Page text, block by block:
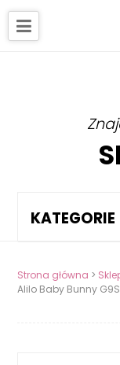
KATEGORIE
Strona główna >
Alilo Baby Bunny